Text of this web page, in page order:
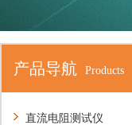
产品导航 Products
直流电阻测试仪